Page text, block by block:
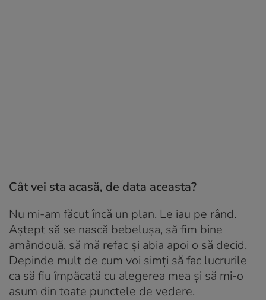
Cât vei sta acasă, de data aceasta?
Nu mi-am făcut încă un plan. Le iau pe rând.
Aștept să se nască bebelușa, să fim bine
amândouă, să mă refac și abia apoi o să decid.
Depinde mult de cum voi simți să fac lucrurile
ca să fiu împăcată cu alegerea mea și să mi-o
asum din toate punctele de vedere.